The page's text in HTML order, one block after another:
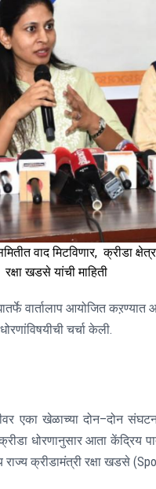
वाद मिटविणार, क्रीडा
रक्षा खडसे यांची माहिती
वार्तालाप आयोजित कऱण्यात
चर्चा केली.
एका खेळाच्या दोन–दोन
धोरणानुसार आता केंद्रिय
क्रीडामंत्री रक्षा खडसे